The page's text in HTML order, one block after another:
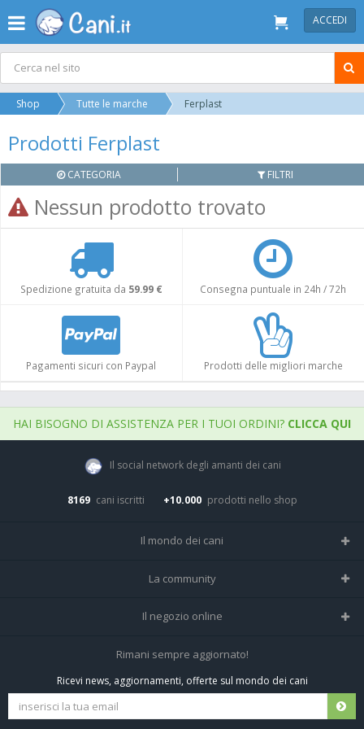
ACCEDI
Shop Tutte le marche Ferplast
Prodotti Ferplast
CATEGORIA FILTRI
Nessun prodotto trovato
Spedizione gratuita da 59.99 € Consegna puntuale in 24h / 72h
Pagamenti sicuri con Paypal Prodotti delle migliori marche
HAI BISOGNO DI ASSISTENZA PER I TUOI ORDINI? CLICCA QUI
Il social network degli amanti dei cani
8169 cani iscritti +10.000 prodotti nello shop
Il mondo dei cani
Tutte le razze
La community
Home
Tutti i cani iscritti
Il negozio online
Negozio per cani
Spedizioni e resi
Rimani sempre aggiornato!
Ricevi news, aggiornamenti, offerte sul mondo dei cani